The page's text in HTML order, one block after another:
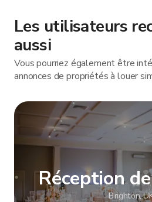
Les utilisateurs
aussi
Vous pourriez également être
annonces de propriétés à louer
Réception
Brighton,